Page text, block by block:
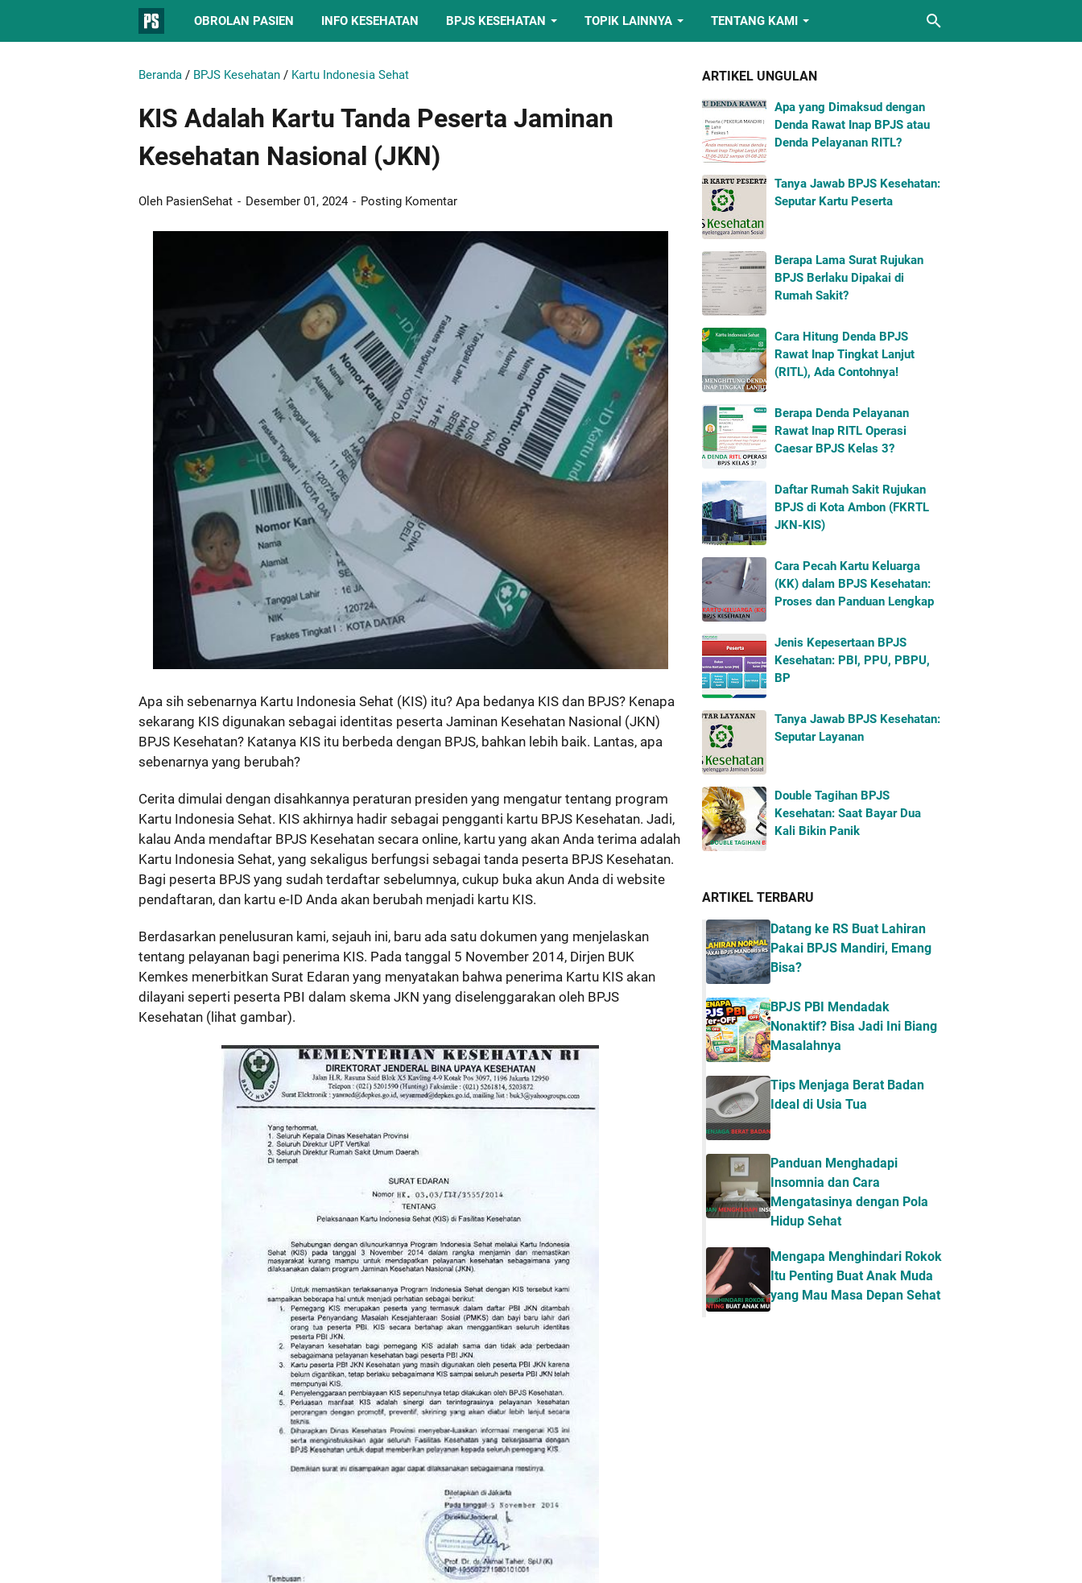
OBROLAN PASIEN INFO KESEHATAN BPJS KESEHATAN TOPIK LAINNYA TENTANG KAMI
Beranda / BPJS Kesehatan / Kartu Indonesia Sehat
KIS Adalah Kartu Tanda Peserta Jaminan
Kesehatan Nasional (JKN)
Oleh PasienSehat Desember 01, 2024 Posting Komentar
Apa sih sebenarnya Kartu Indonesia Sehat (KIS) itu? Apa bedanya KIS dan BPJS? Kenapa
sekarang KIS digunakan sebagai identitas peserta Jaminan Kesehatan Nasional (JKN)
BPJS Kesehatan? Katanya KIS itu berbeda dengan BPJS, bahkan lebih baik. Lantas, apa
sebenarnya yang berubah?
Cerita dimulai dengan disahkannya peraturan presiden yang mengatur tentang program
Kartu Indonesia Sehat. KIS akhirnya hadir sebagai pengganti kartu BPJS Kesehatan. Jadi,
kalau Anda mendaftar BPJS Kesehatan secara online, kartu yang akan Anda terima adalah
Kartu Indonesia Sehat, yang sekaligus berfungsi sebagai tanda peserta BPJS Kesehatan.
Bagi peserta BPJS yang sudah terdaftar sebelumnya, cukup buka akun Anda di website
pendaftaran, dan kartu e-ID Anda akan berubah menjadi kartu KIS.
Berdasarkan penelusuran kami, sejauh ini, baru ada satu dokumen yang menjelaskan
tentang pelayanan bagi penerima KIS. Pada tanggal 5 November 2014, Dirjen BUK
Kemkes menerbitkan Surat Edaran yang menyatakan bahwa penerima Kartu KIS akan
dilayani seperti peserta PBI dalam skema JKN yang diselenggarakan oleh BPJS
Kesehatan (lihat gambar).
ARTIKEL UNGULAN
Apa yang Dimaksud dengan
Denda Rawat Inap BPJS atau
Denda Pelayanan RITL?
Tanya Jawab BPJS Kesehatan:
Seputar Kartu Peserta
Berapa Lama Surat Rujukan
BPJS Berlaku Dipakai di
Rumah Sakit?
Cara Hitung Denda BPJS
Rawat Inap Tingkat Lanjut
(RITL), Ada Contohnya!
Berapa Denda Pelayanan
Rawat Inap RITL Operasi
Caesar BPJS Kelas 3?
Daftar Rumah Sakit Rujukan
BPJS di Kota Ambon (FKRTL
JKN-KIS)
Cara Pecah Kartu Keluarga
(KK) dalam BPJS Kesehatan:
Proses dan Panduan Lengkap
Jenis Kepesertaan BPJS
Kesehatan: PBI, PPU, PBPU,
BP
Tanya Jawab BPJS Kesehatan:
Seputar Layanan
Double Tagihan BPJS
Kesehatan: Saat Bayar Dua
Kali Bikin Panik
ARTIKEL TERBARU
Datang ke RS Buat Lahiran
Pakai BPJS Mandiri, Emang
Bisa?
BPJS PBI Mendadak
Nonaktif? Bisa Jadi Ini Biang
Masalahnya
Tips Menjaga Berat Badan
Ideal di Usia Tua
Panduan Menghadapi
Insomnia dan Cara
Mengatasinya dengan Pola
Hidup Sehat
Mengapa Menghindari Rokok
Itu Penting Buat Anak Muda
yang Mau Masa Depan Sehat